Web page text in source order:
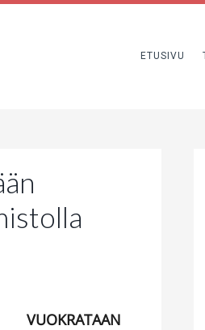
ETUSIVU
VUOKRATAAN